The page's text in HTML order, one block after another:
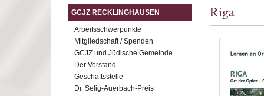
GCJZ RECKLINGHAUSEN
Arbeitsschwerpunkte
Mitgliedschaft / Spenden
GCJZ und Jüdische Gemeinde
Der Vorstand
Geschäftsstelle
Dr. Selig-Auerbach-Preis
Riga